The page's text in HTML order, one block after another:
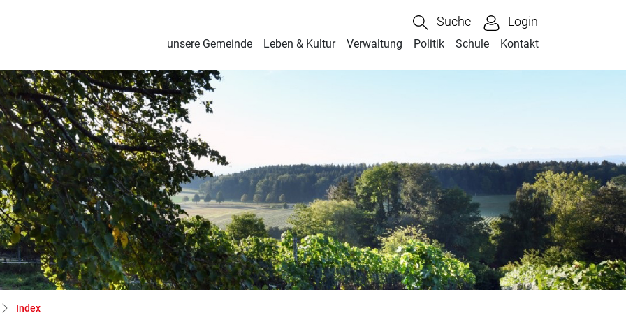
Suche Login
unsere Gemeinde Leben & Kultur Verwaltung Politik Schule Kontakt
Index(ausgewählt)